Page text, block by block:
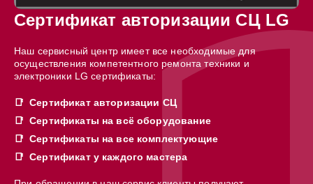
Сертификат авторизации СЦ LG
Наш сервисный центр имеет все необходимые для
осуществления компетентного ремонта техники и
электроники LG сертификаты:
Сертификат авторизации СЦ
Сертификаты на всё оборудование
Сертификаты на все комплектующие
Сертификат у каждого мастера